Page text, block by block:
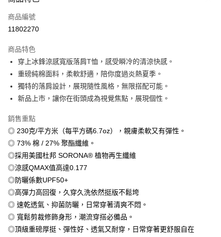
信用卡一次付款
信用卡分期付款
合作金庫商業銀行
華南商業銀行
彰化商業銀行
上海商業儲蓄銀行
台北富邦商業銀行
國泰世華商業銀行
兆豐國際商業銀行
臺灣中小企業銀行
台中商業銀行
聯邦商業銀行
元大商業銀行
永豐商業銀行
台新國際商業銀行
台灣樂天信用卡公司
6 期 0 利率 每期
華南商業銀行
彰化商業銀行
上海商業儲蓄銀行
台北富邦商業銀行
國泰世華商業銀行
兆豐國際商業銀行
匯豐（台灣）商業銀行
聯邦商業銀行
遠東國際商業銀行
元大商業銀行
玉山商業銀行
星展（台灣）商業銀行
台灣樂天信用卡公司
12 期 0 利率 每期NT$44
合作金庫商業銀行
第一商業銀行
上海商業儲蓄銀行
台北富邦商業銀行
國泰世華商業銀行
臺灣中小企業銀行
匯豐（台灣）商業銀行
華泰商業銀行
聯邦商業銀行
元大商業銀行
永豐商業銀行
玉山商業銀行
台新國際商業銀行
超商取貨付款
LINE Pay
Apple Pay
街口支付
悠遊付
Google Pay
全盈+PAY
大哥付你分期
相關說明
商品編號
11802270
商品特色
穿上冰鋒涼感寬版落肩T恤，感受瞬冷的清涼快感。
重磅純棉面料，柔軟舒適，陪你度過炎熱夏季。
獨特的落肩設計，展現隨性風格，無限搭配可能。
新品上市，讓你在街頭成為視覺焦點，展現個性。
銷售重點
◎ 230克/平方米（每平方碼6.7oz），親膚柔軟又有彈性。
◎ 73% 棉 / 27% 聚酯纖維。
◎採用美國杜邦 SORONA® 植物再生纖維
◎涼感QMAX值高達0.177
◎防曬係數UPF50+
◎高彈力高回復，久穿久洗依然挺版不鬆垮
◎ 速乾透氣、抑菌防曬，日常穿著清爽不悶。
◎ 寬鬆剪裁修飾身形，潮流穿搭必備品。
◎頂級重磅厚挺、彈性好、透氣又耐穿，日常穿著更舒服自在